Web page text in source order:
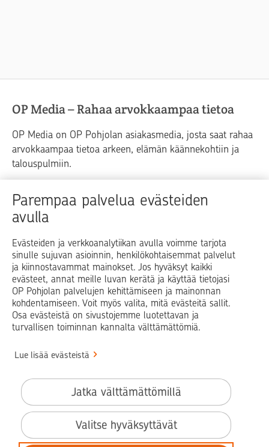
Parempaa palvelua evästeiden
avulla
Evästeiden ja verkkoanalytiikan avulla voimme tarjota
sinulle sujuvan asioinnin, henkilökohtaisemmat palvelut
ja kiinnostavammat mainokset. Jos hyväksyt kaikki
evästeet, annat meille luvan kerätä ja käyttää tietojasi
OP Pohjolan palvelujen kehittämiseen ja mainonnan
kohdentamiseen. Voit myös valita, mitä evästeitä sallit.
Osa evästeistä on sivustojemme luotettavan ja
turvallisen toiminnan kannalta välttämättömiä.
Lue lisää evästeistä
Valitse hyväksyttävät
Jatka välttämättömillä
OP Media – Rahaa arvokkaampaa tietoa
OP Media on OP Pohjolan asiakasmedia, josta saat rahaa
arvokkaampaa tietoa arkeen, elämän käännekohtiin ja
talouspulmiin.
Raha Elämä
Yrityselämä
Blogit ja puheenvuorot
Op.fi OP Koti Pohjola Vahinkoapu
Facebook
X LinkedInInstagram
Käyttöehdot
Saavutettavuusseloste
Evästeiden käyttö
Tilaa uutiskirje